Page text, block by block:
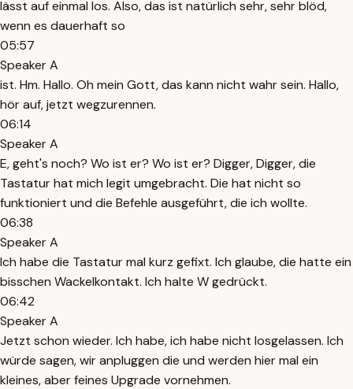
lässt auf einmal los. Also, das ist natürlich sehr, sehr blöd,
wenn es dauerhaft so
05:57
Speaker A
ist. Hm. Hallo. Oh mein Gott, das kann nicht wahr sein. Hallo,
hör auf, jetzt wegzurennen.
06:14
Speaker A
E, geht's noch? Wo ist er? Wo ist er? Digger, Digger, die
Tastatur hat mich legit umgebracht. Die hat nicht so
funktioniert und die Befehle ausgeführt, die ich wollte.
06:38
Speaker A
Ich habe die Tastatur mal kurz gefixt. Ich glaube, die hatte ein
bisschen Wackelkontakt. Ich halte W gedrückt.
06:42
Speaker A
Jetzt schon wieder. Ich habe, ich habe nicht losgelassen. Ich
würde sagen, wir anpluggen die und werden hier mal ein
kleines, aber feines Upgrade vornehmen.